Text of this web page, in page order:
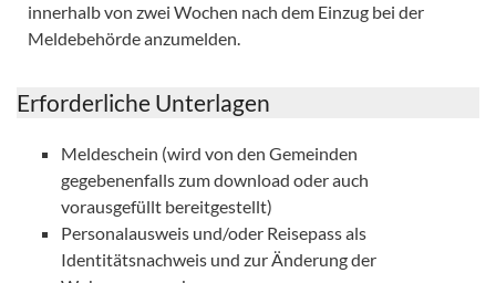
innerhalb von zwei Wochen nach dem Einzug bei der
Meldebehörde anzumelden.
Erforderliche Unterlagen
Meldeschein (wird von den Gemeinden
gegebenenfalls zum download oder auch
vorausgefüllt bereitgestellt)
Personalausweis und/oder Reisepass als
Identitätsnachweis und zur Änderung der